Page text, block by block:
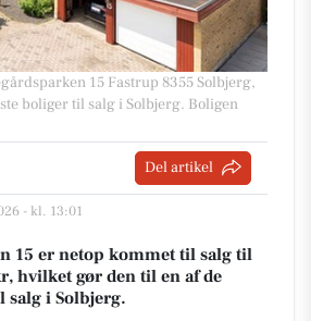
15 Fastrup 8355 Solbjerg,
boliger til salg i Solbjerg. Boligen
Del artikel
- kl. 13:01
15 er netop kommet til salg til
hvilket gør den til en af de
salg i Solbjerg.